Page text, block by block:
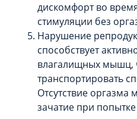
дискомфорт во
стимуляции без
Нарушение
способствует
влагалищных мышц,
транспортировать
Отсутствие оргазма
зачатие при